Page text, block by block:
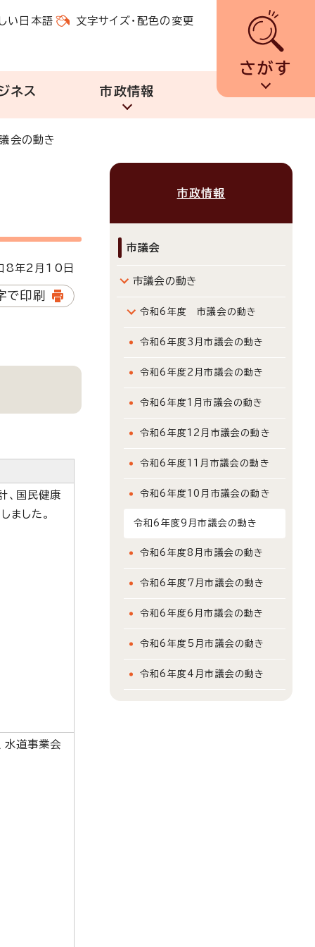
い日本語 文字サイズ・配色の変更
さがす
ネス 市政情報
会の動き
年2月10日
で印刷
、国民健康
ました。
水道事業会
市政情報
市議会
市議会の動き
令和6年度 市議会の動き
令和6年度3月市議会の動き
令和6年度2月市議会の動き
令和6年度1月市議会の動き
令和6年度12月市議会の動き
令和6年度11月市議会の動き
令和6年度10月市議会の動き
令和6年度9月市議会の動き
令和6年度8月市議会の動き
令和6年度7月市議会の動き
令和6年度6月市議会の動き
令和6年度5月市議会の動き
令和6年度4月市議会の動き